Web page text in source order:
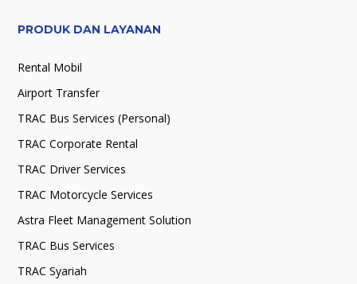
PRODUK DAN LAYANAN
Rental Mobil
Airport Transfer
TRAC Bus Services (Personal)
TRAC Corporate Rental
TRAC Driver Services
TRAC Motorcycle Services
Astra Fleet Management Solution
TRAC Bus Services
TRAC Syariah